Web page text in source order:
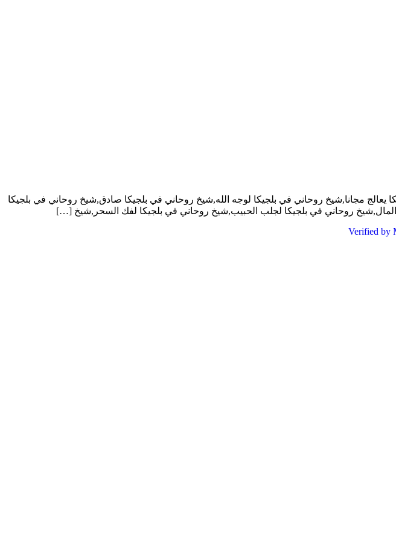
مجانا,شيخ روحاني في بلجيكا لوجه الله,شيخ روحاني في بلجيكا صادق,شيخ روحاني في بلجيكا
روحاني في بلجيكا لجلب الحبيب,شيخ روحاني في بلجيكا لفك السحر,شيخ […]